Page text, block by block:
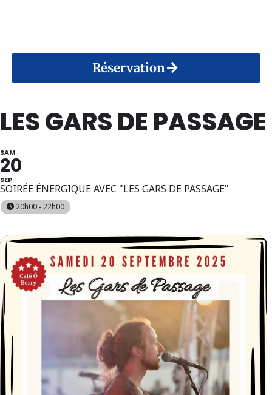
Réservation
LES GARS DE PASSAGE
SAM
20
SEP
SOIRÉE ÉNERGIQUE AVEC "LES GARS DE PASSAGE"
20h00 - 22h00